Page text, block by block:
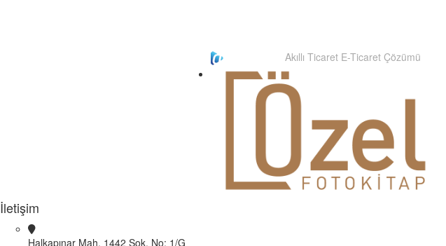
İletişim
Halkapınar Mah. 1442 Sok. No: 1/G
Akıllı Ticaret E-Ticaret Çözümü